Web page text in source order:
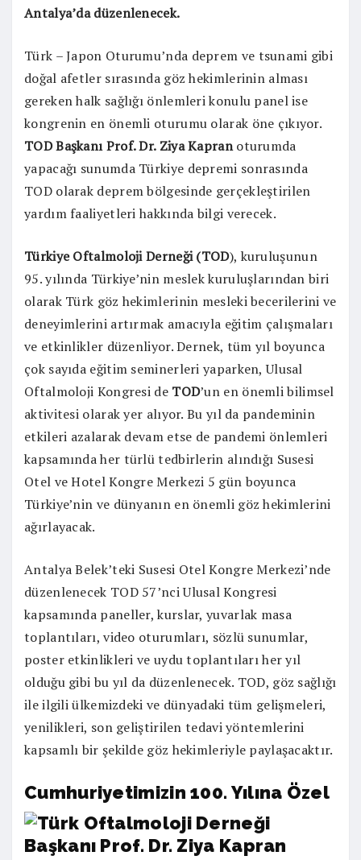
Antalya’da düzenlenecek.
Türk – Japon Oturumu’nda deprem ve tsunami gibi
doğal afetler sırasında göz hekimlerinin alması
gereken halk sağlığı önlemleri konulu panel ise
kongrenin en önemli oturumu olarak öne çıkıyor.
TOD Başkanı Prof. Dr. Ziya Kapranoturumda
yapacağı sunumda Türkiye depremi sonrasında
TOD olarak deprem bölgesinde gerçekleştirilen
yardım faaliyetleri hakkında bilgi verecek.
Türkiye Oftalmoloji Derneği (TOD), kuruluşunun
95. yılında Türkiye’nin meslek kuruluşlarından biri
olarak Türk göz hekimlerinin mesleki becerilerini ve
deneyimlerini artırmak amacıyla eğitim çalışmaları
ve etkinlikler düzenliyor. Dernek, tüm yıl boyunca
çok sayıda eğitim seminerleri yaparken, Ulusal
Oftalmoloji Kongresi de TOD’un en önemli bilimsel
aktivitesi olarak yer alıyor. Bu yıl da pandeminin
etkileri azalarak devam etse de pandemi önlemleri
kapsamında her türlü tedbirlerin alındığı Susesi
Otel ve Hotel Kongre Merkezi 5 gün boyunca
Türkiye’nin ve dünyanın en önemli göz hekimlerini
ağırlayacak.
Antalya Belek’teki Susesi Otel Kongre Merkezi’nde
düzenlenecek TOD 57’nci Ulusal Kongresi
kapsamında paneller, kurslar, yuvarlak masa
toplantıları, video oturumları, sözlü sunumlar,
poster etkinlikleri ve uydu toplantıları her yıl
olduğu gibi bu yıl da düzenlenecek. TOD, göz sağlığı
ile ilgili ülkemizdeki ve dünyadaki tüm gelişmeleri,
yenilikleri, son geliştirilen tedavi yöntemlerini
kapsamlı bir şekilde göz hekimleriyle paylaşacaktır.
Cumhuriyetimizin 100. Yılına Özel